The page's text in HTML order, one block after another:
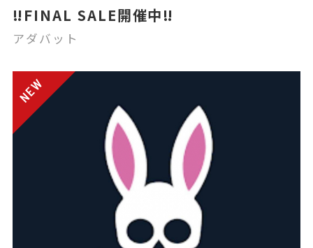
‼️FINAL SALE開催中‼️
アダバット